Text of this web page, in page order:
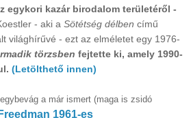
egykori kazár birodalom területéről -
- aki a Sötétség délben című
világhírűvé - ezt az elméletet egy 1976-
törzsben fejtette ki, amely 1990-
(Letölthető innen)
a már ismert (maga is zsidó
1961-es